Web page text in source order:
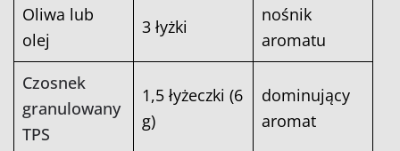
Oliwa lub
olej
3 łyżki
nośnik
aromatu
Czosnek
granulowany
TPS
1,5 łyżeczki (6
g)
dominujący
aromat